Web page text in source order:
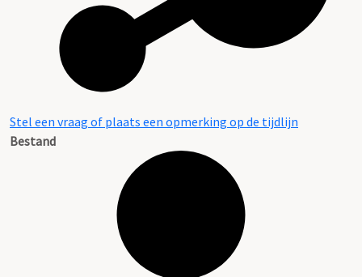
Stel een vraag of plaats een opmerking op de tijdlijn
Bestand